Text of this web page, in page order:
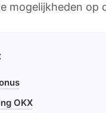
mogelijkheden op
OKX